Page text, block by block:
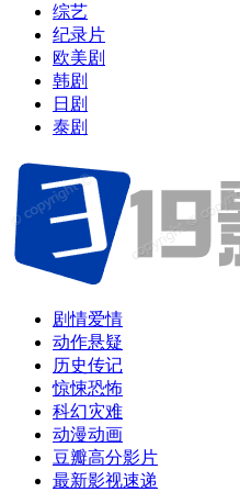
综艺
纪录片
欧美剧
韩剧
日剧
泰剧
剧情爱情
动作悬疑
历史传记
惊悚恐怖
科幻灾难
动漫动画
豆瓣高分影片
最新影视速递